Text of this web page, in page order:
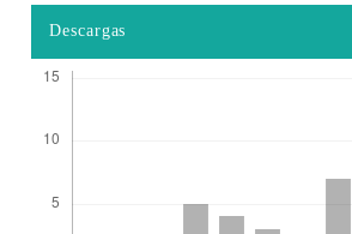
Descargas